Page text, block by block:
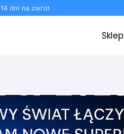
14 dni na zwrot
Sklep